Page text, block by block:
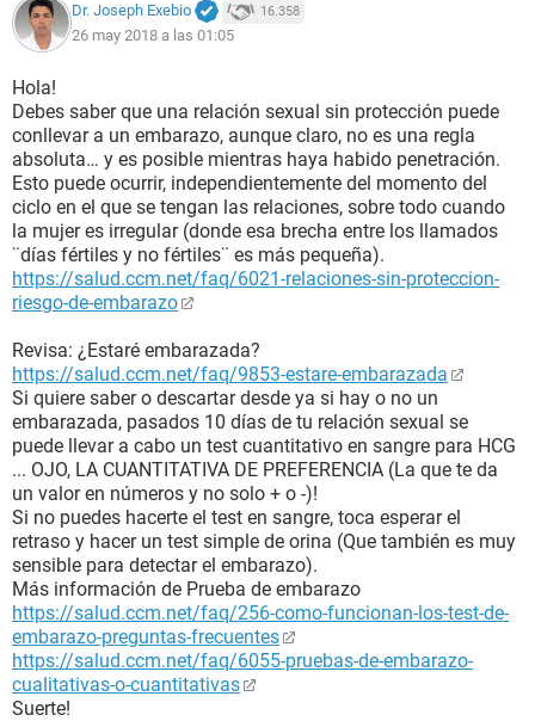
Dr. Joseph Exebio 16.358
26 may 2018 a las 01:05
Hola!
Debes saber que una relación sexual sin protección puede
conllevar a un embarazo, aunque claro, no es una regla
absoluta… y es posible mientras haya habido penetración.
Esto puede ocurrir, independientemente del momento del
ciclo en el que se tengan las relaciones, sobre todo cuando
la mujer es irregular (donde esa brecha entre los llamados
¨días fértiles y no fértiles¨ es más pequeña).
https://salud.ccm.net/faq/6021-relaciones-sin-proteccion-
riesgo-de-embarazo
Revisa: ¿Estaré embarazada?
https://salud.ccm.net/faq/9853-estare-embarazada
Si quiere saber o descartar desde ya si hay o no un
embarazada, pasados 10 días de tu relación sexual se
puede llevar a cabo un test cuantitativo en sangre para HCG
... OJO, LA CUANTITATIVA DE PREFERENCIA (La que te da
un valor en números y no solo + o -)!
Si no puedes hacerte el test en sangre, toca esperar el
retraso y hacer un test simple de orina (Que también es muy
sensible para detectar el embarazo).
Más información de Prueba de embarazo
https://salud.ccm.net/faq/256-como-funcionan-los-test-de-
embarazo-preguntas-frecuentes
https://salud.ccm.net/faq/6055-pruebas-de-embarazo-
cualitativas-o-cuantitativas
Suerte!